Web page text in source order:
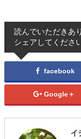
読んでいただきあ
シェアしてくださ
facebook
Google＋
イ